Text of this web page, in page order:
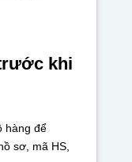
khi
hàng để
sơ, mã HS,